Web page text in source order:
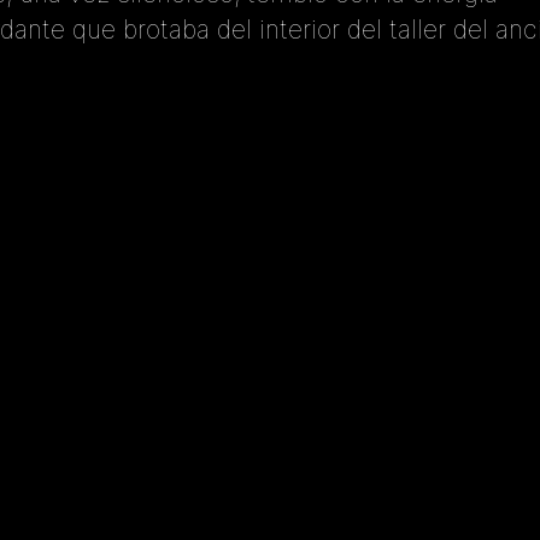
que brotaba del interior del taller del